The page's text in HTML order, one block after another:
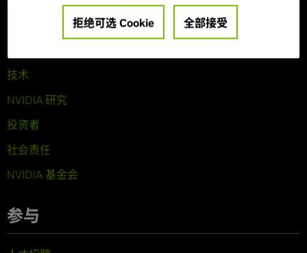
技术
NVIDIA 研究
投资者
社会责任
NVIDIA 基金会
参与
拒绝可选 Cookie 全部接受